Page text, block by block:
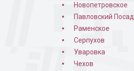
Новопетровское
Павловский Посад
Раменское
Серпухов
Уваровка
Чехов